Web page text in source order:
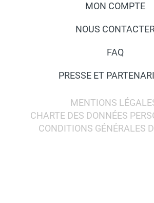
MON COMPTE
NOUS
FAQ
PRESSE ET
MENTIONS
CHARTE DES DONNÉES
CONDITIONS GÉNÉRALES